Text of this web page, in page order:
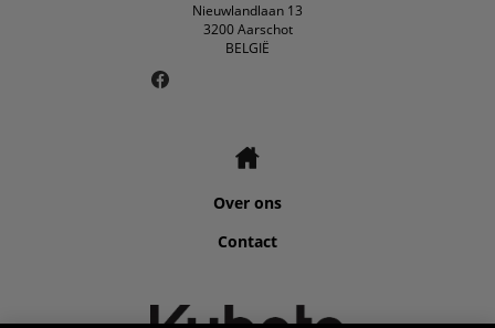
Nieuwlandlaan 13
3200 Aarschot
BELGIË
Over ons
Contact